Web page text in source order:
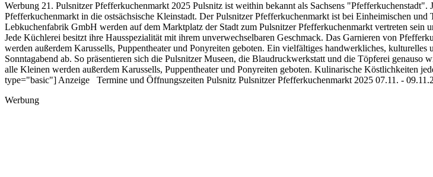
Werbung 21. Pulsnitzer Pfefferkuchenmarkt 2025 Pulsnitz ist weithin bekannt als Sachsens "Pfefferkuchenstadt".
Pfefferkuchenmarkt in die ostsächsische Kleinstadt. Der Pulsnitzer Pfefferkuchenmarkt ist bei Einheimischen
Lebkuchenfabrik GmbH werden auf dem Marktplatz der Stadt zum Pulsnitzer Pfefferkuchenmarkt vertreten
Jede Küchlerei besitzt ihre Hausspezialität mit ihrem unverwechselbaren Geschmack. Das Garnieren von
werden außerdem Karussells, Puppentheater und Ponyreiten geboten. Ein vielfältiges handwerkliches,
Sonntagabend ab. So präsentieren sich die Pulsnitzer Museen, die Blaudruckwerkstatt und die Töpferei
alle Kleinen werden außerdem Karussells, Puppentheater und Ponyreiten geboten. Kulinarische Köstlichkeiten
type="basic"] Anzeige Termine und Öffnungszeiten Pulsnitz Pulsnitzer Pfefferkuchenmarkt 2025 07.11. -
Werbung